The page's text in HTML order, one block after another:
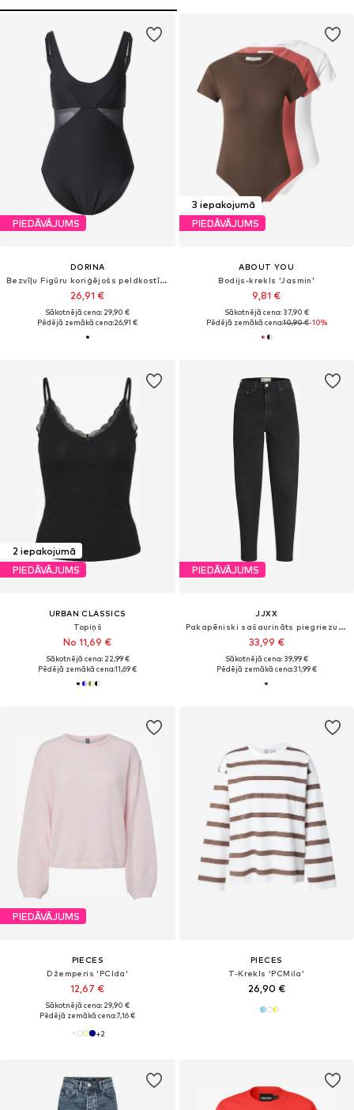
PIEDĀVĀJUMS
DORINA
Bezvīļu Figūru koriģējošs peldkostīms
26,91 €
Sākotnējā cena: 29,90 €
Pēdējā zemākā cena:26,91 €
3 iepakojumā
PIEDĀVĀJUMS
ABOUT YOU
Bodijs-krekls 'Jasmin'
9,81 €
Sākotnējā cena: 37,90 €
Pēdējā zemākā cena:10,90 €-10%
2 iepakojumā
PIEDĀVĀJUMS
URBAN CLASSICS
Topiņš
No 11,69 €
Sākotnējā cena: 22,99 €
Pēdējā zemākā cena:11,69 €
PIEDĀVĀJUMS
JJXX
Pakapēniski sašaurināts piegriezums Džinsi 'JXLisbon'
33,99 €
Sākotnējā cena: 39,99 €
Pēdējā zemākā cena:31,99 €
PIEDĀVĀJUMS
PIECES
Džemperis 'PCIda'
12,67 €
Sākotnējā cena: 29,90 €
Pēdējā zemākā cena:7,16 €
+2
PIECES
T-Krekls 'PCMila'
26,90 €